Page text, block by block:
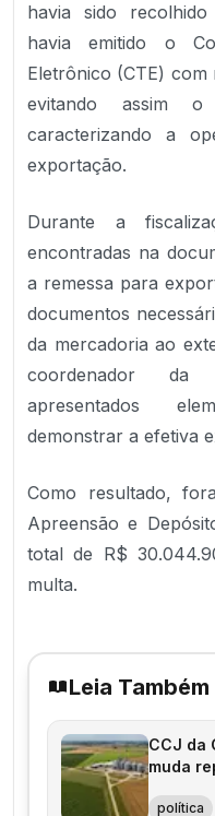
havia sido
havia emitido o
Eletrônico (CTE)
evitando assim o
caracterizando a
exportação.
Durante a
encontradas na
a remessa para
documentos
da mercadoria ao
coordenador
apresentados
demonstrar a efetiva
Como resultado,
Apreensão e
total de R$
multa.
Leia Também
CCJ da
muda
política